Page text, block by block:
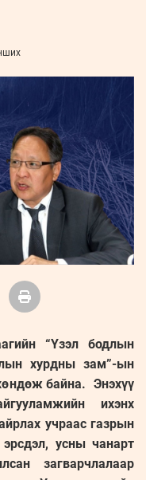
“Үзэл бодлын
хурдны зам”-ын
байна. Энэхүү
ихэнх
учраас газрын
усны чанарт
загварчлалаар